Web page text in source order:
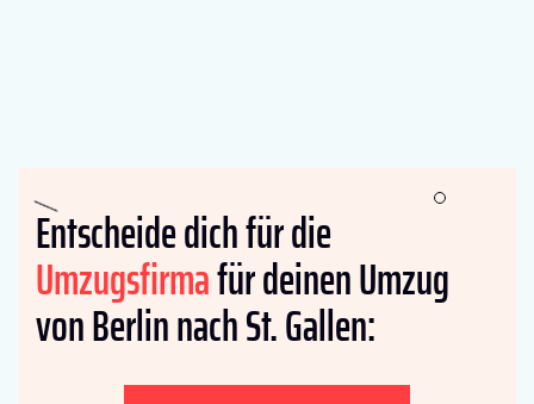
Entscheide dich für die
Umzugsfirmafür deinen Umzug
von Berlin nach St. Gallen: